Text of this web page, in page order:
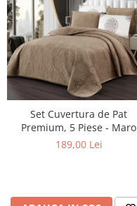
Set Cuvertura de Pat
Premium, 5 Piese - Maro
189,00 Lei